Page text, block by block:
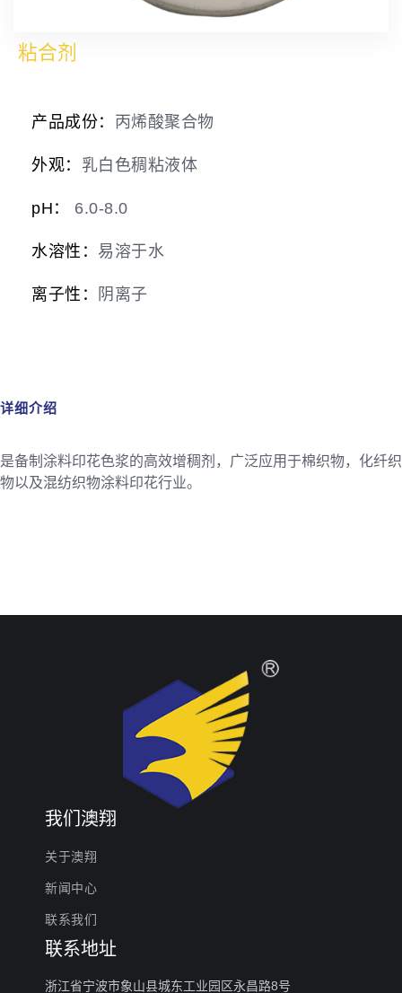
粘合剂
产品成份： 丙烯酸聚合物
外观： 乳白色稠粘液体
pH： 6.0-8.0
水溶性： 易溶于水
离子性： 阴离子
详细介绍
是备制涂料印花色浆的高效增稠剂，广泛应用于棉织物，化纤织
物以及混纺织物涂料印花行业。
我们澳翔
关于澳翔
新闻中心
联系我们
联系地址
浙江省宁波市象山县城东工业园区永昌路8号